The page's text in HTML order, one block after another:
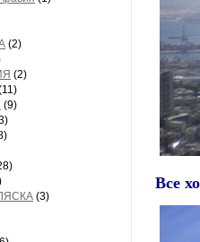
(2)
(2)
(9)
(3)
Все